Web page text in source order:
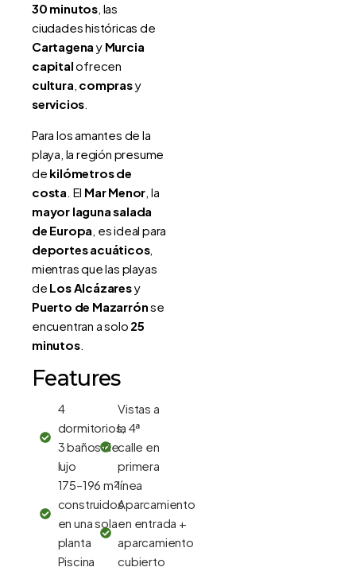
30 minutos, las
ciudades históricas de
Cartagena y Murcia
capitalofrecen
cultura, comprasy
servicios.
Para los amantes de la
playa, la región presume
de kilómetros de
costa . El Mar Menor , la
mayor laguna salada
de Europa , es ideal para
deportes acuáticos,
mientras que las playas
de Los Alcázaresy
Puerto de Mazarrónse
encuentran a solo 25
minutos.
Features
4
dormitorios,
3 baños de
lujo
175–196 m²
construidos
en una sola
planta
Piscina
Vistas a
la 4ª
calle en
primera
línea
Aparcamiento
en entrada +
aparcamiento
cubierto